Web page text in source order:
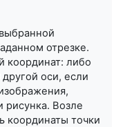
отрезке.
координат: либо
оси, если
рисунка. Возле
координаты точки